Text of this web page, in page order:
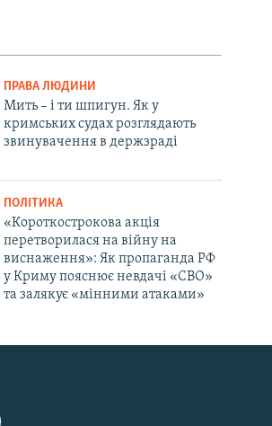
ПРАВА ЛЮДИНИ
Мить – і ти шпигун. Як у
кримських судах розглядають
звинувачення в держзраді
ПОЛІТИКА
«Короткострокова акція
перетворилася на війну на
виснаження»: Як пропаганда РФ
у Криму пояснює невдачі «СВО»
та залякує «мінними атаками»